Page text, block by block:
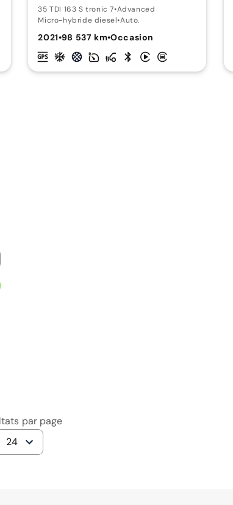
35 TDI 163 S tronic 7•Advanced
Micro-hybride diesel•Auto.
2021•98 537 km•Occasion
par page
24